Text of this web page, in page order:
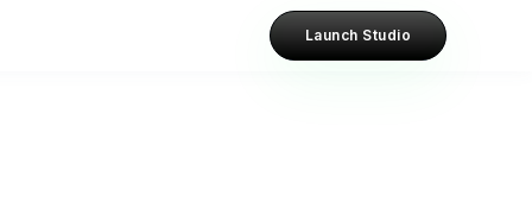
Launch Studio